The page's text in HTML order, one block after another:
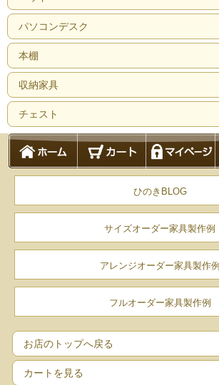
パソコンデスク
本棚
収納家具
チェスト
ひのきBLOG
サイズオーダー家具製作例
アレンジオーダー家具製作例
フルオーダー家具製作例
お店のトップへ戻る
カートを見る